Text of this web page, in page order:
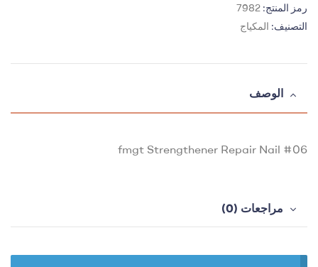
رمز المنتج: 7982
التصنيف: المكياج
الوصف
fmgt Strengthener Repair Nail #06
مراجعات (0)